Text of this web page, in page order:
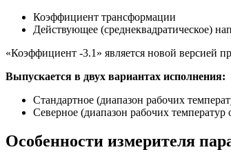
Коэффициент трансформации
Действующее (среднеквадратическое)
«Коэффициент -3.1» является новой версией
Выпускается в двух вариантах исполнения:
Стандартное (диапазон рабочих
Северное (диапазон рабочих
Особенности измерителя